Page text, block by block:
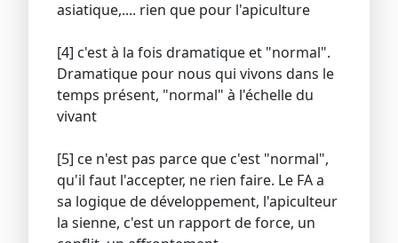
asiatique,.... rien que pour l'apiculture
[4] c'est à la fois dramatique et "normal".
Dramatique pour nous qui vivons dans le
temps présent, "normal" à l'échelle du
vivant
[5] ce n'est pas parce que c'est "normal",
qu'il faut l'accepter, ne rien faire. Le FA a
sa logique de développement, l'apiculteur
la sienne, c'est un rapport de force, un